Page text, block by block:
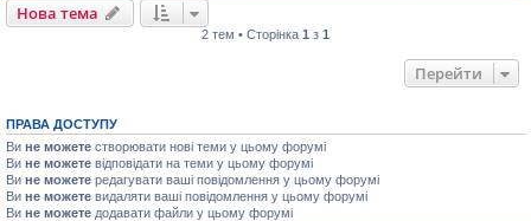
Нова тема
2 тем • Сторінка 1 з 1
Перейти
ПРАВА ДОСТУПУ
Ви не можете створювати нові теми у цьому форумі
Ви не можете відповідати на теми у цьому форумі
Ви не можете редагувати ваші повідомлення у цьому форумі
Ви не можете видаляти ваші повідомлення у цьому форумі
Ви не можете додавати файли у цьому форумі